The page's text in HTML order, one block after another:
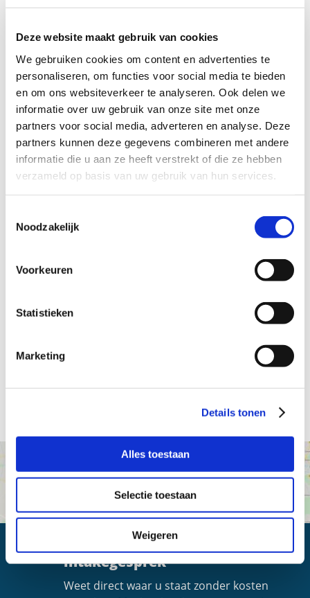
Deze website maakt gebruik van cookies
We gebruiken cookies om content en advertenties te
personaliseren, om functies voor social media te bieden
en om ons websiteverkeer te analyseren. Ook delen we
informatie over uw gebruik van onze site met onze
partners voor social media, adverteren en analyse. Deze
partners kunnen deze gegevens combineren met andere
informatie die u aan ze heeft verstrekt of die ze hebben
verzameld op basis van uw gebruik van hun services.
Noodzakelijk
Voorkeuren
Statistieken
Marketing
Details tonen
Alles toestaan
Selectie toestaan
Weigeren
9 Rijbewijs ingevorderd door alcohol
9 Rijbewijs ingevorderd door drugs
9 Rijbewijs ingevorderd door snelheid
9 Jeugdstrafrecht
Verdachte in strafzaak
9 Dagvaarding ontvangen
9 Verdacht van diefstal
9 Verdacht van heling
9 Verdacht van geweldpleging
9 Verdacht van drugsdelict
9 Verdacht van zedendelict
9 Verdacht van vandalisme
9 Verdacht van stalking
Dagvaarding rijden onder invloed
Altijd een gratis
intakegesprek
Weet direct waar u staat zonder kosten